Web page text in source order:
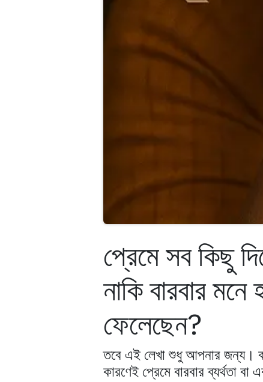
প্রেমে সব কিছু
নাকি বারবার
ফেলেছেন?
তবে এই লেখা শুধু আপনার জন্য।
কারণেই প্রেমে বারবার ব্যর্থতা